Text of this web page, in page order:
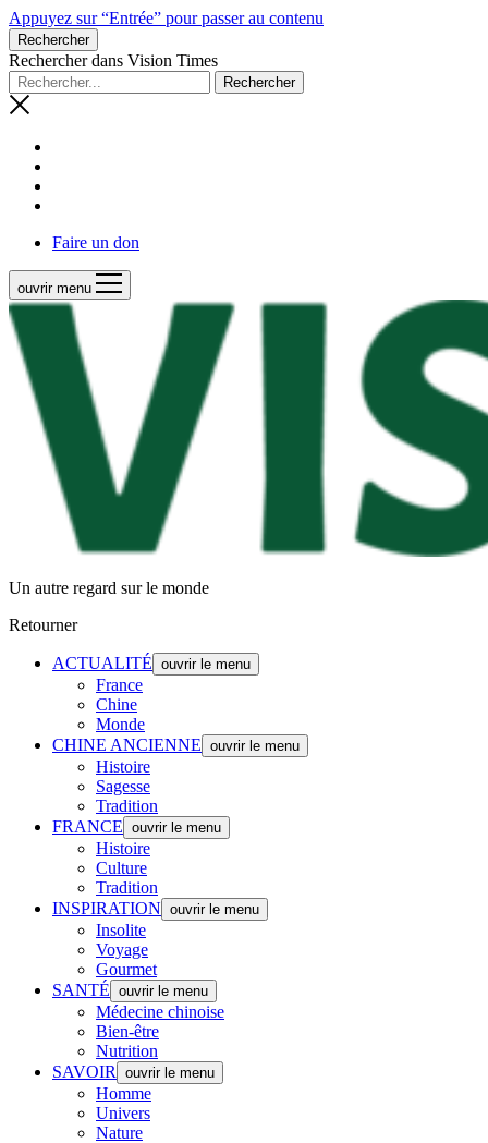
Appuyez sur “Entrée” pour passer au contenu
Rechercher
Rechercher dans Vision Times
Faire un don
ouvrir menu
Un autre regard sur le monde
Retourner
ACTUALITÉ ouvrir le menu
France
Chine
Monde
CHINE ANCIENNE ouvrir le menu
Histoire
Sagesse
Tradition
FRANCE ouvrir le menu
Histoire
Culture
Tradition
INSPIRATION ouvrir le menu
Insolite
Voyage
Gourmet
SANTÉ ouvrir le menu
Médecine chinoise
Bien-être
Nutrition
SAVOIR
ouvrir le menu
Homme
Univers
Nature